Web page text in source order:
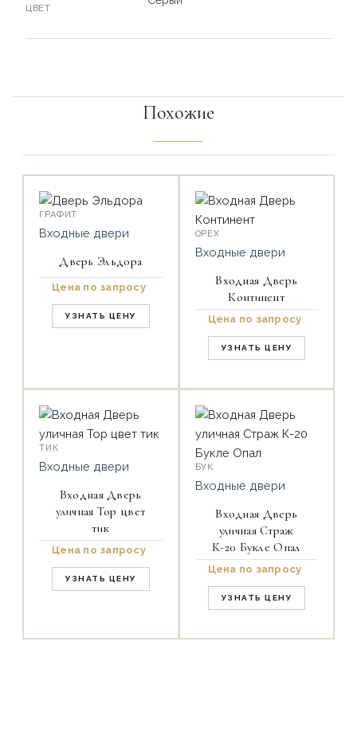
ЦВЕТ
Похожие
ГРАФИТ
Входные двери
Дверь Эльдора
Цена по запросу
УЗНАТЬ ЦЕНУ
ОРЕХ
Входные двери
Входная Дверь
Континент
Цена по запросу
УЗНАТЬ ЦЕНУ
ТИК
Входные двери
Входная Дверь
уличная Тор цвет
тик
Цена по запросу
УЗНАТЬ ЦЕНУ
БУК
Входные двери
Входная Дверь
уличная Страж
К-20 Букле Опал
Цена по запросу
УЗНАТЬ ЦЕНУ